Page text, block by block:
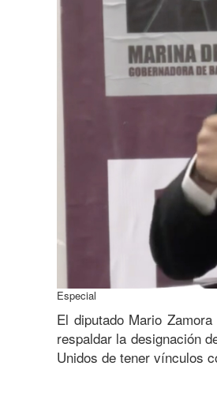
Especial
El diputado Mario
respaldar la designación
Unidos de tener vínculos